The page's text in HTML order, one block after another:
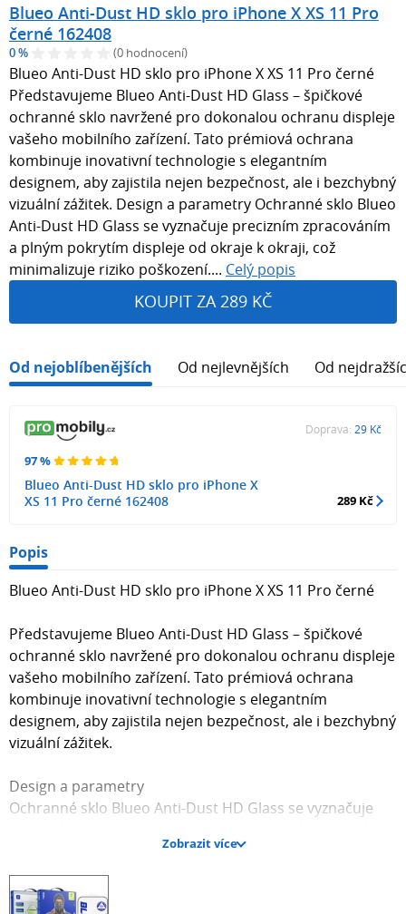
Blueo Anti-Dust HD sklo pro iPhone X XS 11 Pro
černé 162408
0 % (0 hodnocení)
Blueo Anti-Dust HD sklo pro iPhone X XS 11 Pro černé
Představujeme Blueo Anti-Dust HD Glass – špičkové
ochranné sklo navržené pro dokonalou ochranu displeje
vašeho mobilního zařízení. Tato prémiová ochrana
kombinuje inovativní technologie s elegantním
designem, aby zajistila nejen bezpečnost, ale i bezchybný
vizuální zážitek. Design a parametry Ochranné sklo Blueo
Anti-Dust HD Glass se vyznačuje precizním zpracováním
a plným pokrytím displeje od okraje k okraji, což
minimalizuje riziko poškození.... Celý popis
KOUPIT ZA 289 KČ
Od nejoblíbenějších Od nejlevnějších Od
97 %
Blueo Anti-Dust HD sklo pro iPhone X
XS 11 Pro černé 162408
Doprava: 29 Kč
289 Kč
Popis
Blueo Anti-Dust HD sklo pro iPhone X XS 11 Pro černé
Představujeme Blueo Anti-Dust HD Glass – špičkové
ochranné sklo navržené pro dokonalou ochranu displeje
vašeho mobilního zařízení. Tato prémiová ochrana
kombinuje inovativní technologie s elegantním
designem, aby zajistila nejen bezpečnost, ale i bezchybný
vizuální zážitek.
Design a parametry
Ochranné sklo Blueo Anti-Dust HD Glass se vyznačuje
okraje k okraji, což minimalizuje riziko poškození. Díky
černému rámečku dokonale splyne s designem vašeho
telefonu a zachovává jeho původní estetiku. Sklo je
Zobrazit více